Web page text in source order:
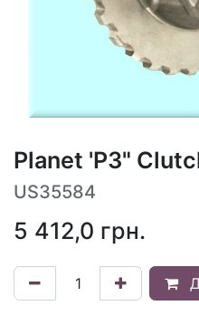
Planet 'P3"
US35584
5 412,0 грн.